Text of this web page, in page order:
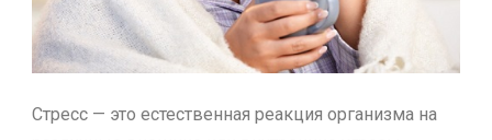
Стресс — это естественная реакция организма на